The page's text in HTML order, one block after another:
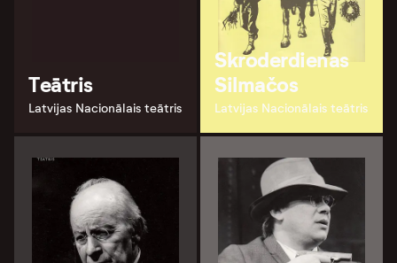
Teātris
Latvijas Nacionālais teātris
Skroderdienas
Silmačos
Latvijas Nacionālais teātris